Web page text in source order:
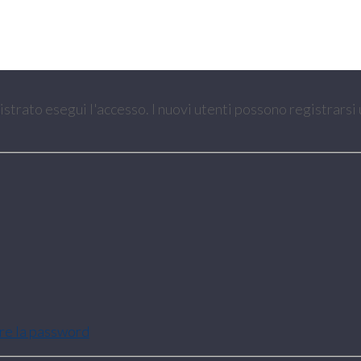
esegui l'accesso. I nuovi utenti possono
la password